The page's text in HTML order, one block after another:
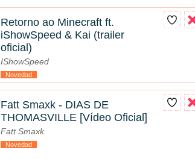
Retorno ao Minecraft ft.
iShowSpeed & Kai (trailer
oficial)
IShowSpeed
Novedad
Fatt Smaxk - DIAS DE
THOMASVILLE [Vídeo Oficial]
Fatt Smaxk
Novedad